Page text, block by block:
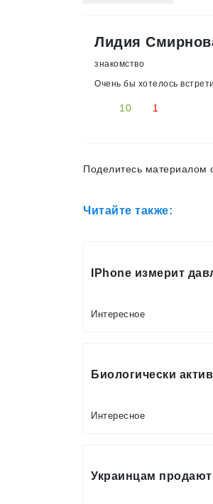
Лидия
знакомство
Очень бы хотелось
10 1
Поделитесь материалом
Читайте также:
IPhone измерит
Интересное
Биологически
Интересное
Украинцам